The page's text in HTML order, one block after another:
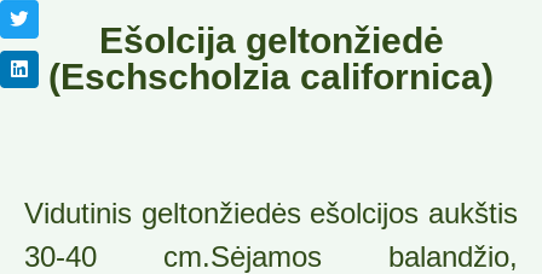
Ešolcija geltonžiedė
(Eschscholzia californica)
Vidutinis geltonžiedės ešolcijos aukštis
30-40 cm.Sėjamos balandžio,